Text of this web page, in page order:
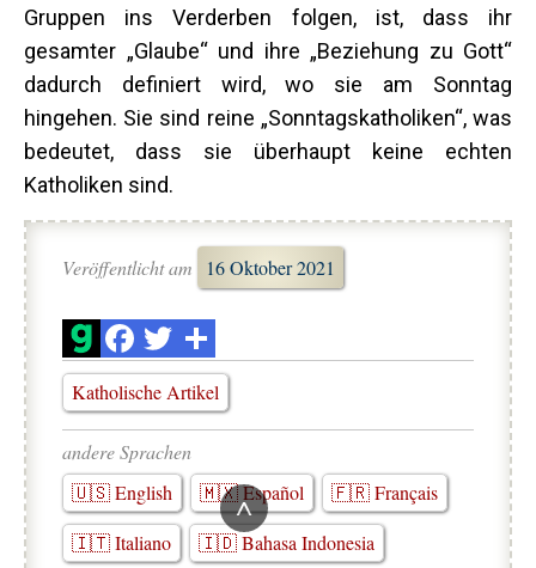
Gruppen ins Verderben folgen, ist, dass ihr
gesamter „Glaube“ und ihre „Beziehung zu Gott“
dadurch definiert wird, wo sie am Sonntag
hingehen. Sie sind reine „Sonntagskatholiken“, was
bedeutet, dass sie überhaupt keine echten
Katholiken sind.
Veröffentlicht am 16 Oktober 2021
Katholische Artikel
andere Sprachen
🇺🇸 English
🇲🇽 Español
🇫🇷 Français
🇮🇹 Italiano
🇮🇩 Bahasa Indonesia
^